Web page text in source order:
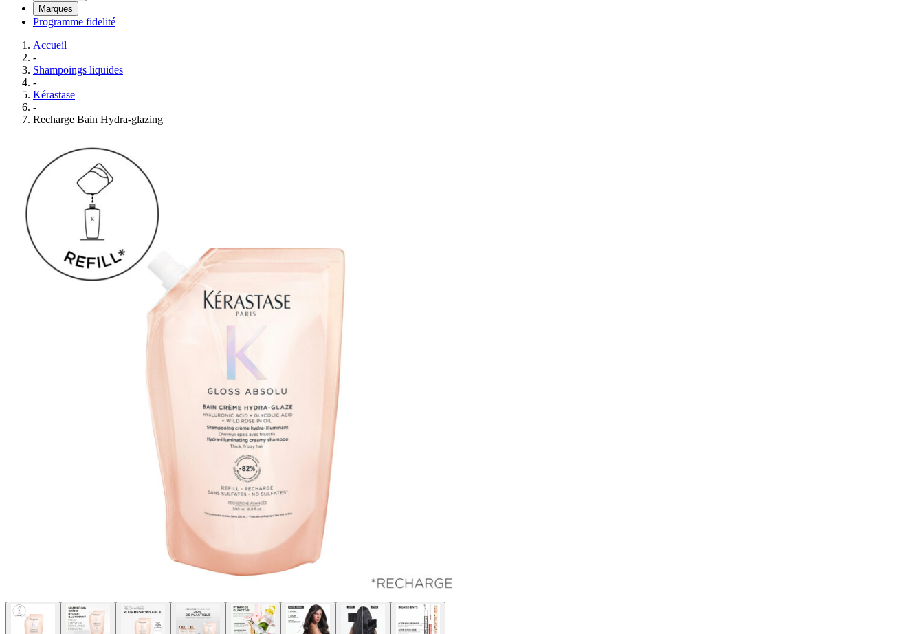
Marques
Programme fidelité
Accueil
-
Shampoings liquides
-
Kérastase
-
Recharge Bain Hydra-glazing